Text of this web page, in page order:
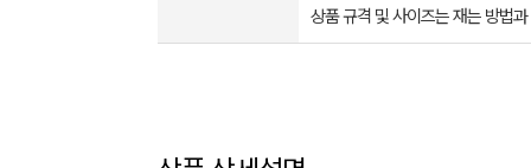
상품 규격 및 사이즈는 재는 방법